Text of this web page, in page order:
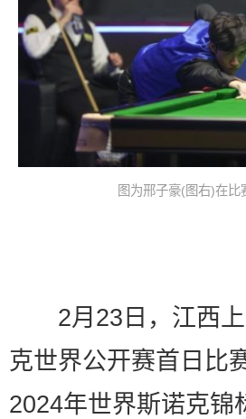
图为邢子豪(图右)在
2月23日，江西上
克世界公开赛首日比
2024年世界斯诺克锦